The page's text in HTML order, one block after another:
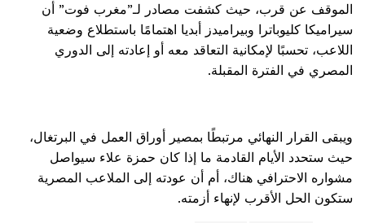
الموقف عن قرب، حيث كشفت مصادر لـ”مغرب فوت” أن
سيراميكا كليوباترا وبيراميدز أبديا اهتمامًا باستطلاع وضعية
اللاعب، تحسبًا لإمكانية التعاقد معه أو إعادته إلى الدوري
المصري في الفترة المقبلة.
ويبقى القرار النهائي مرتبطًا بمصير أوراق العمل في البرتغال،
حيث ستحدد الأيام القادمة ما إذا كان حمزة علاء سيواصل
مشواره الاحترافي هناك، أم أن عودته إلى الملاعب المصرية
ستكون الحل الأقرب لإنهاء أزمته.